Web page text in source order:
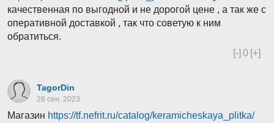
качественная по выгодной и не дорогой цене , а так же с
оперативной доставкой , так что советую к ним
обратиться.
[-] 0 [+]
TagorDin
28 сен. 2023
Магазин https://tf.nefrit.ru/catalog/keramicheskaya_plitka/